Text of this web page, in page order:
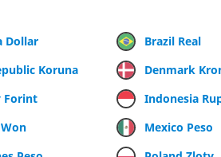
Dollar Brazil Real
Koruna
Denmark
Forint
Indonesia
Mexico Peso